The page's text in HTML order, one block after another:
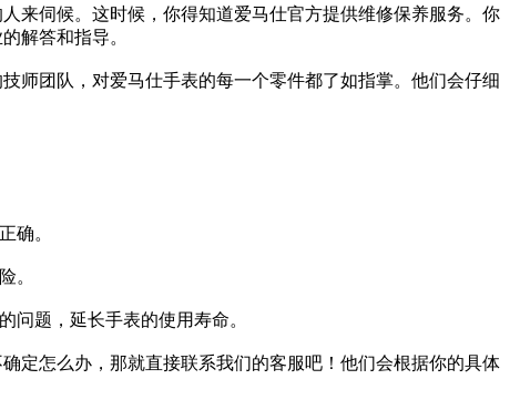
来伺候。这时候，你得知道爱马仕官方提供维修保养服务。你
解答和指导。
师团队，对爱马仕手表的每一个零件都了如指掌。他们会仔细
确。
。
问题，延长手表的使用寿命。
定怎么办，那就直接联系我们的客服吧！他们会根据你的具体